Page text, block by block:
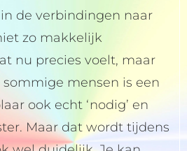
de verbindingen naar
zo makkelijk
nu precies voelt, maar
sommige mensen is een
ook echt ‘nodig’ en
Maar dat wordt tijdens